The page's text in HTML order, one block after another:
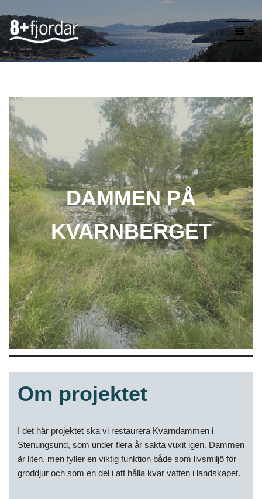
Hoppa
till
innehåll
DAMMEN PÅ
KVARNBERGET
Om projektet
I det här projektet ska vi restaurera Kvarndammen i
Stenungsund, som under flera år sakta vuxit igen. Dammen
är liten, men fyller en viktig funktion både som livsmiljö för
groddjur och som en del i att hålla kvar vatten i landskapet.